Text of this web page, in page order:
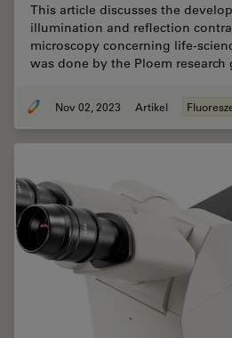
This article discusses the
illumination and reflection
microscopy concerning life-
was done by the Ploem
Nov 02, 2023 Artikel